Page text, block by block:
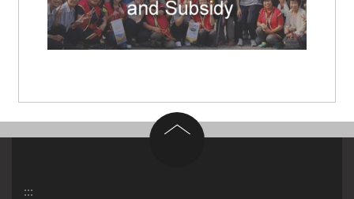
回到頂部
:::